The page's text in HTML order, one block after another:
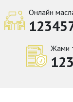
Онлайн
Жами